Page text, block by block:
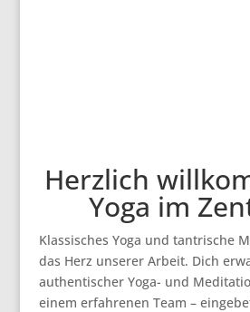
Herzlich
Yoga im
Klassisches Yoga und tantrische
das Herz unserer Arbeit. Dich
authentischer Yoga- und
einem erfahrenen Team –